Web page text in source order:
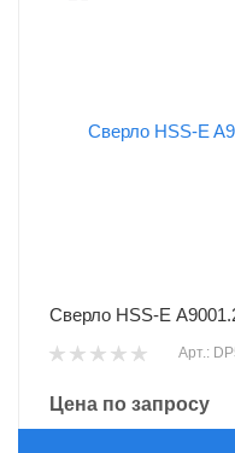
Сверло HSS-E
Арт.:
Цена по запросу